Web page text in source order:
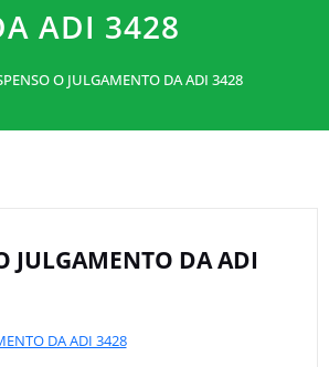
ADI 3428
O JULGAMENTO DA ADI 3428
JULGAMENTO DA ADI
DA ADI 3428